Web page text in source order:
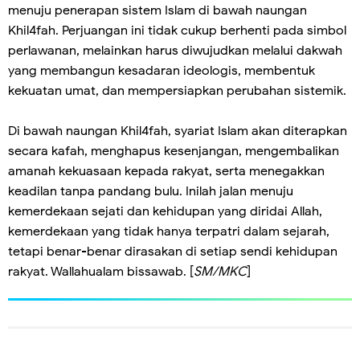
menuju penerapan sistem Islam di bawah naungan
Khil4fah. Perjuangan ini tidak cukup berhenti pada simbol
perlawanan, melainkan harus diwujudkan melalui dakwah
yang membangun kesadaran ideologis, membentuk
kekuatan umat, dan mempersiapkan perubahan sistemik.
Di bawah naungan Khil4fah, syariat Islam akan diterapkan
secara kafah, menghapus kesenjangan, mengembalikan
amanah kekuasaan kepada rakyat, serta menegakkan
keadilan tanpa pandang bulu. Inilah jalan menuju
kemerdekaan sejati dan kehidupan yang diridai Allah,
kemerdekaan yang tidak hanya terpatri dalam sejarah,
tetapi benar-benar dirasakan di setiap sendi kehidupan
rakyat. Wallahualam bissawab. [SM/MKC]